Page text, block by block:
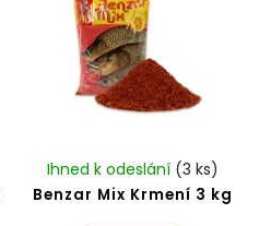
Benzar Mix Krmení 3 kg
Ihned k odeslání (3 ks)